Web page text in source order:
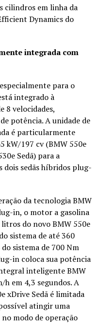
cilindros em linha da
Dynamics do
integrada com
para o
integrado à
8 velocidades,
potência. A unidade de
é particularmente
kW/197 cv (BMW 550e
Sedã) para a
dois sedãs híbridos plug-
da tecnologia BMW
in, o motor a gasolina
do novo BMW 550e
sistema de até 360
sistema de 700 Nm
in coloca sua potência
inteligente BMW
h em 4,3 segundos. A
xDrive Sedã é limitada
atingir uma
modo de operação